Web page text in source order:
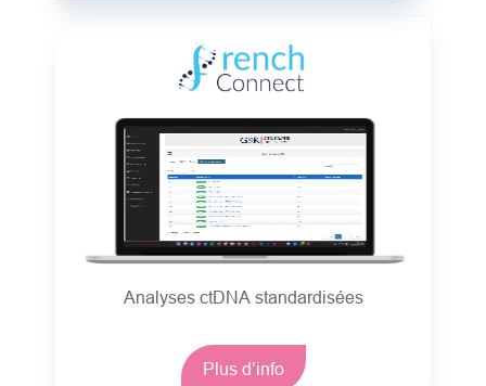
Analyses ctDNA standardisées
Plus d’info